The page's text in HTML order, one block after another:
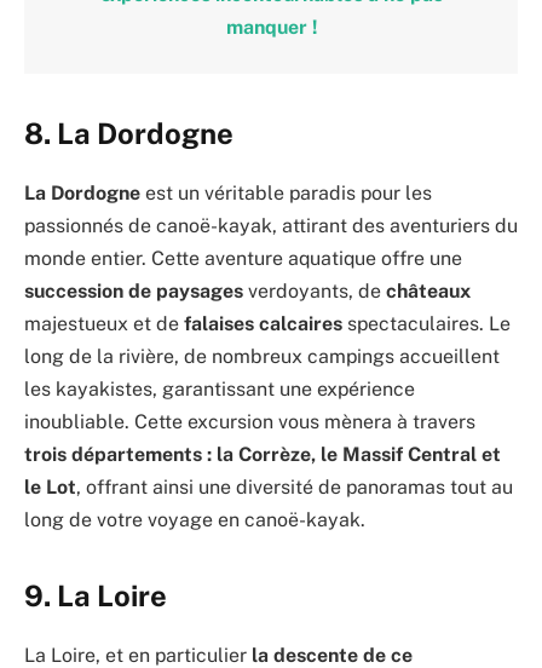
manquer !
8. La Dordogne
La Dordogne est un véritable paradis pour les
passionnés de canoë-kayak, attirant des aventuriers du
monde entier. Cette aventure aquatique offre une
succession de paysages verdoyants, de châteaux
majestueux et de falaises calcaires spectaculaires. Le
long de la rivière, de nombreux campings accueillent
les kayakistes, garantissant une expérience
inoubliable. Cette excursion vous mènera à travers
trois départements : la Corrèze, le Massif Central et
le Lot, offrant ainsi une diversité de panoramas tout au
long de votre voyage en canoë-kayak.
9. La Loire
La Loire, et en particulier la descente de ce